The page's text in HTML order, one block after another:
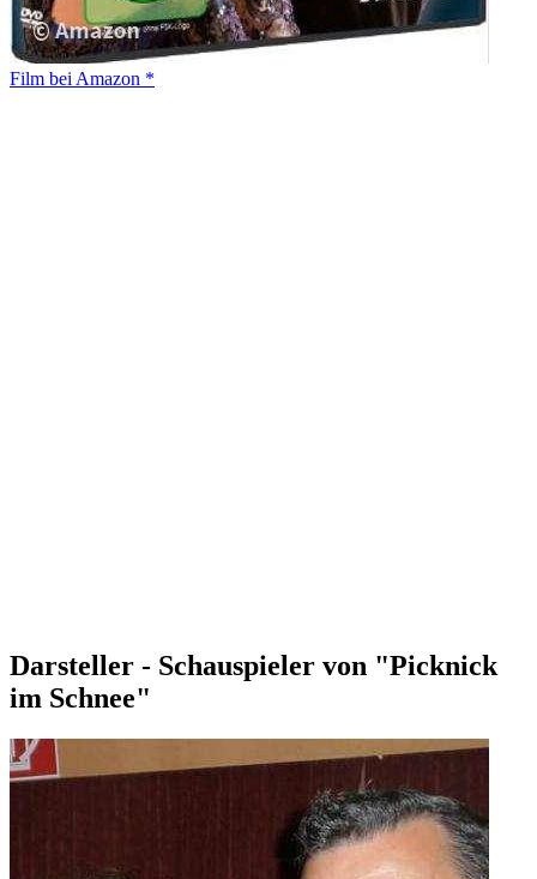
Film bei Amazon *
Darsteller - Schauspieler von "Picknick
im Schnee"